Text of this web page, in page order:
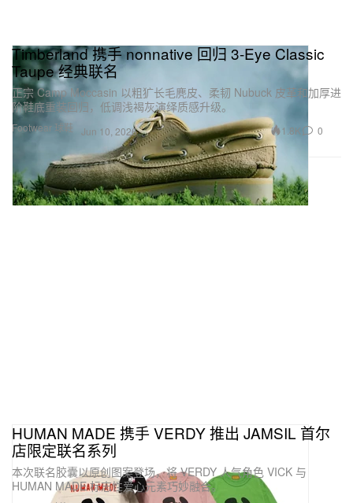
Footwear 球鞋
Timberland 携手 nonnative 回归 3‑Eye Classic
Taupe 经典联名
正宗 Camp Moccasin 以粗犷长毛麂皮、柔韧 Nubuck 皮革和加厚进
阶鞋底重装回归，低调浅褐灰演绎质感升级。
Jun 10, 2026 1.8K 0
HUMAN MADE 携手 VERDY 推出 JAMSIL 首尔
店限定联名系列
本次联名胶囊以原创图案登场，将 VERDY 人气角色 VICK 与
HUMAN MADE 标志性爱心元素巧妙融合。